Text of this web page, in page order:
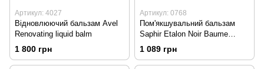
Артикул: 4027
Відновлюючий бальзам Avel
Renovating liquid balm
1 800 грн
Артикул: 0768
Пом'якшувальний бальзам
Saphir Etalon Noir Baume
Corps
1 089 грн